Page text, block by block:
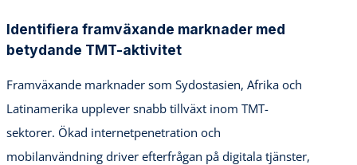
Identifiera framväxande marknader med
betydande TMT-aktivitet
Framväxande marknader som Sydostasien, Afrika och
Latinamerika upplever snabb tillväxt inom TMT-
sektorer. Ökad internetpenetration och
mobilanvändning driver efterfrågan på digitala tjänster,